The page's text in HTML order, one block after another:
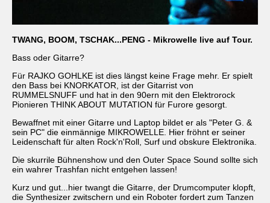
TWANG, BOOM, TSCHAK...PENG - Mikrowelle live auf Tour.
Bass oder Gitarre?
Für RAJKO GOHLKE ist dies längst keine Frage mehr. Er spielt
den Bass bei KNORKATOR, ist der Gitarrist von
RUMMELSNUFF und hat in den 90ern mit den Elektrorock
Pionieren THINK ABOUT MUTATION für Furore gesorgt.
Bewaffnet mit einer Gitarre und Laptop bildet er als "Peter G. &
sein PC" die einmännige MIKROWELLE. Hier fröhnt er seiner
Leidenschaft für alten Rock'n'Roll, Surf und obskure Elektronika.
Die skurrile Bühnenshow und den Outer Space Sound sollte sich
ein wahrer Trashfan nicht entgehen lassen!
Kurz und gut...hier twangt die Gitarre, der Drumcomputer klopft,
die Synthesizer zwitschern und ein Roboter fordert zum Tanzen